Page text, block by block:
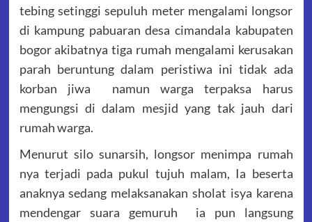
tebing setinggi sepuluh meter mengalami longsor
di kampung pabuaran desa cimandala kabupaten
bogor akibatnya tiga rumah mengalami kerusakan
parah beruntung dalam peristiwa ini tidak ada
korban jiwa namun warga terpaksa harus
mengungsi di dalam mesjid yang tak jauh dari
rumah warga.
Menurut silo sunarsih, longsor menimpa rumah
nya terjadi pada pukul tujuh malam, Ia beserta
anaknya sedang melaksanakan sholat isya karena
mendengar suara gemuruh ia pun langsung